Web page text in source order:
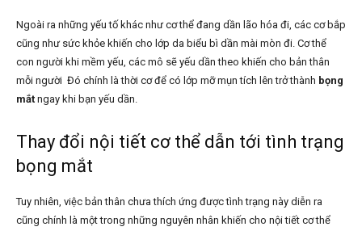
Ngoài ra những yếu tố khác như cơ thể đang dần lão hóa đi, các cơ bắp
cũng như sức khỏe khiến cho lớp da biểu bì dần mài mòn đi. Cơ thể
con người khi mềm yếu, các mô sẽ yếu dần theo khiến cho bản thân
mỗi người Đó chính là thời cơ để có lớp mỡ mụn tích lên trở thành bọng
mắt ngay khi bạn yếu dần.
Thay đổi nội tiết cơ thể dẫn tới tình trạng
bọng mắt
Tuy nhiên, việc bản thân chưa thích ứng được tình trạng này diễn ra
cũng chính là một trong những nguyên nhân khiến cho nội tiết cơ thể